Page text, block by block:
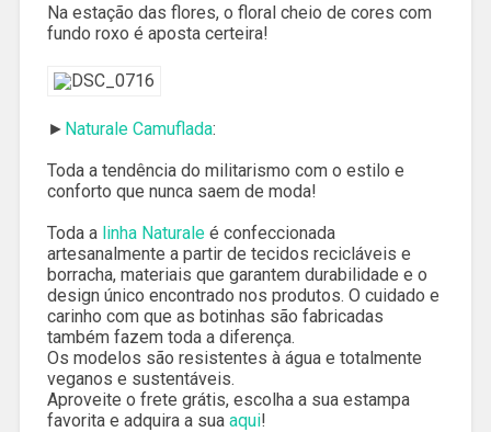
Na estação das flores, o floral cheio de cores com
fundo roxo é aposta certeira!
► Naturale Camuflada:
Toda a tendência do militarismo com o estilo e
conforto que nunca saem de moda!
Toda a linha Naturaleé confeccionada
artesanalmente a partir de tecidos recicláveis e
borracha, materiais que garantem durabilidade e o
design único encontrado nos produtos. O cuidado e
carinho com que as botinhas são fabricadas
também fazem toda a diferença.
Os modelos são resistentes à água e totalmente
veganos e sustentáveis.
Aproveite o frete grátis, escolha a sua estampa
favorita e adquira a sua aqui!